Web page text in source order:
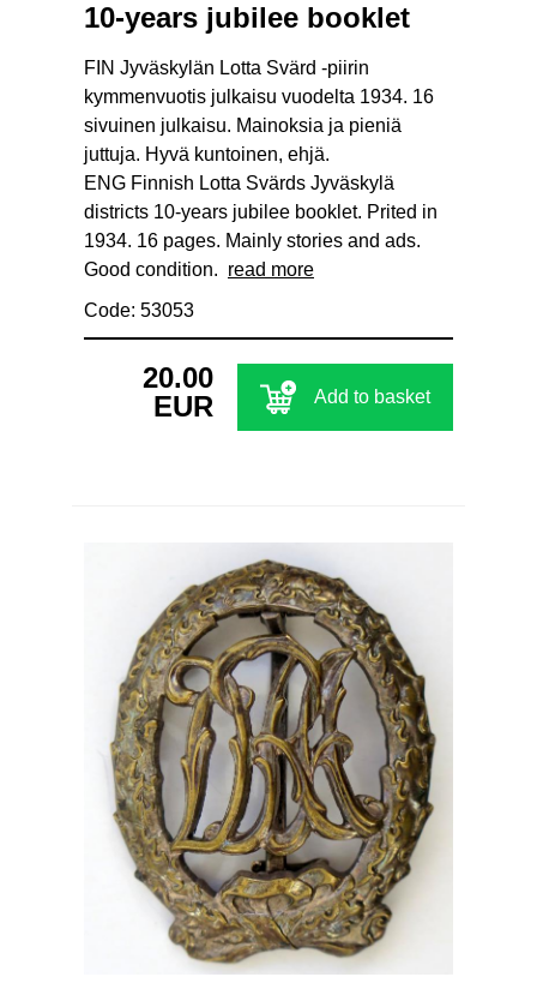
10-years jubilee booklet
FIN Jyväskylän Lotta Svärd -piirin
kymmenvuotis julkaisu vuodelta 1934. 16
sivuinen julkaisu. Mainoksia ja pieniä
juttuja. Hyvä kuntoinen, ehjä.
ENG Finnish Lotta Svärds Jyväskylä
districts 10-years jubilee booklet. Prited in
1934. 16 pages. Mainly stories and ads.
Good condition. read more
Code: 53053
20.00
EUR
Add to basket